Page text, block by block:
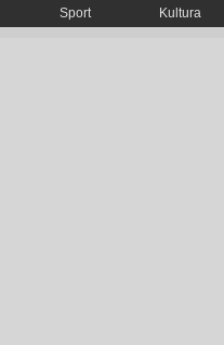
Sport Kultura